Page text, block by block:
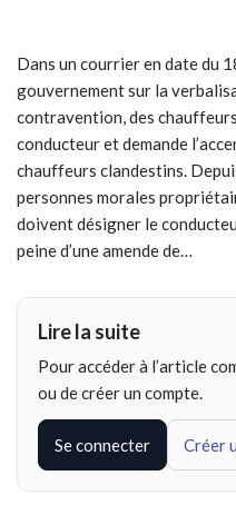
Dans un courrier en date du
gouvernement sur la
contravention, des
conducteur et demande
chauffeurs clandestins.
personnes morales
doivent désigner le
peine d’une amende de…
Lire la suite
Pour accéder à l’article
ou de créer un compte.
Se connecter Créer